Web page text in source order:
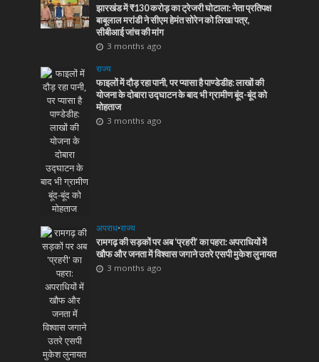
झारखंड में ₹130 करोड़ का ट्रेजरी घोटाला: नेता प्रतिपक्ष
बाबूलाल मरांडी ने सीएम हेमंत सोरेन को लिखा पत्र,
सीबीआई जांच की मांग
3 months ago
राज्य
फाइलों में दौड़ रहा पानी, पर प्यासा है पाण्डेडीह: लाखों की
योजना के दोबारा उद्घाटन के बाद भी ग्रामीण बूंद-बूंद को
मोहताज
3 months ago
अपराध•राज्य
रामगढ़ की सड़कों पर अब ‘प्रहरी’ का पहरा: अपराधियों में
खौफ और जनता में विश्वास जगाने उतरे एसपी मुकेश लुनायत
3 months ago